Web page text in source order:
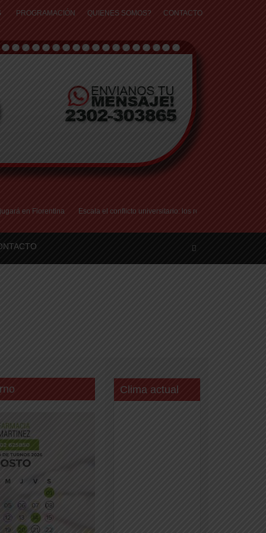
PROGRAMACIÓN QUIENES SOMOS? CONTACTO
Fiorentina Escala el conflicto universitario: los rectores piden a la Justicia
Clima actual